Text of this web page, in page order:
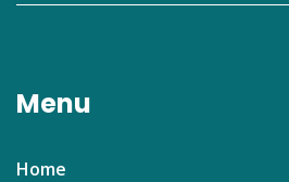
Menu
Home